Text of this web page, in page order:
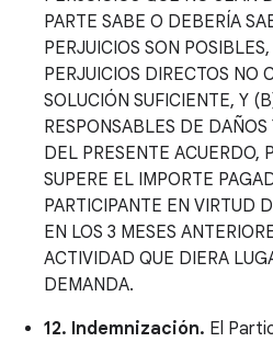
PARTE SABE O DEBERÍA
PERJUICIOS SON
PERJUICIOS DIRECTOS NO
SOLUCIÓN SUFICIENTE, Y
RESPONSABLES DE
DEL PRESENTE ACUERDO,
SUPERE EL IMPORTE
PARTICIPANTE EN VIRTUD
EN LOS 3 MESES
ACTIVIDAD QUE DIERA
DEMANDA.
12. Indemnización. El